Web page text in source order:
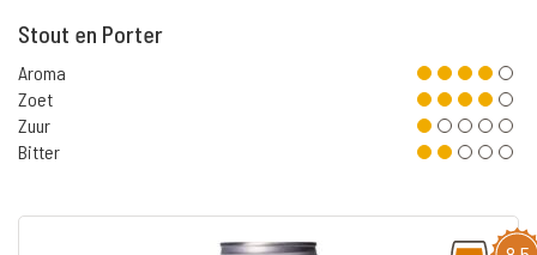
Stout en Porter
Aroma
Zoet
Zuur
Bitter